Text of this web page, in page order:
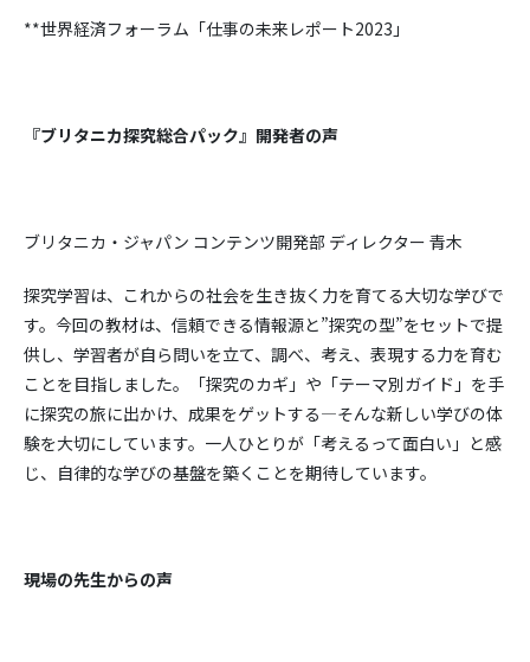
**世界経済フォーラム「仕事の未来レポート2023」
『ブリタニカ探究総合パック』開発者の声
ブリタニカ・ジャパン コンテンツ開発部 ディレクター 青木
探究学習は、これからの社会を生き抜く力を育てる大切な学びで
す。今回の教材は、信頼できる情報源と”探究の型”をセットで提
供し、学習者が自ら問いを立て、調べ、考え、表現する力を育む
ことを目指しました。「探究のカギ」や「テーマ別ガイド」を手
に探究の旅に出かけ、成果をゲットする—そんな新しい学びの体
験を大切にしています。一人ひとりが「考えるって面白い」と感
じ、自律的な学びの基盤を築くことを期待しています。
現場の先生からの声